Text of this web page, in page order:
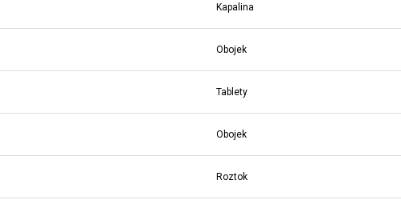
Kapalina
Obojek
Tablety
Obojek
Roztok